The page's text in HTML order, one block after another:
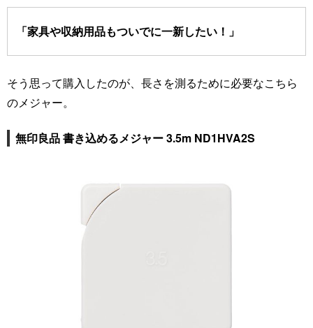
「家具や収納用品もついでに一新したい！」
そう思って購入したのが、長さを測るために必要なこちら
のメジャー。
無印良品 書き込めるメジャー 3.5m ND1HVA2S